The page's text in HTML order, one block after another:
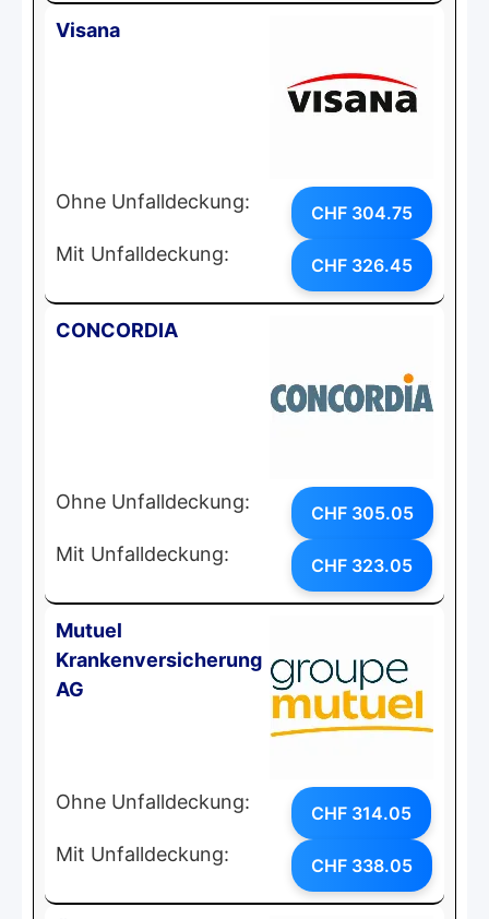
Visana
Ohne Unfalldeckung: CHF 304.75
Mit Unfalldeckung: CHF 326.45
CONCORDIA
Ohne Unfalldeckung: CHF 305.05
Mit Unfalldeckung: CHF 323.05
Mutuel
Krankenversicherung
AG
Ohne Unfalldeckung: CHF 314.05
Mit Unfalldeckung: CHF 338.05